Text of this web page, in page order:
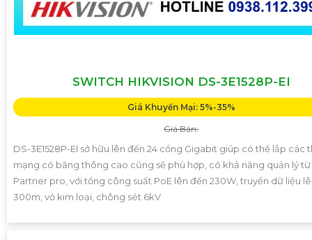
SWITCH HIKVISION DS-3E1528P-EI
Giá Khuyến Mại: 5%-35%
Giá Bán:
DS-3E1528P-EI sở hữu lên đến 24 cổng Gigabit giúp có thể lắp các
mạng có băng thông cao cũng sẽ phù hợp, có khả năng quản lý
Partner pro, với tổng công suất PoE lên đến 230W, truyền dữ liệu
300m, vỏ kim loại, chông sét 6kV